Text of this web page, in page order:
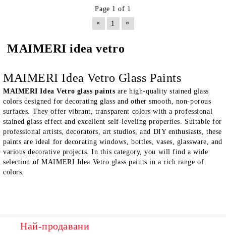
Page 1 of 1
«
1 »
MAIMERI idea vetro
MAIMERI Idea Vetro Glass Paints
MAIMERI Idea Vetro glass paints are high-quality stained glass
colors designed for decorating glass and other smooth, non-porous
surfaces. They offer vibrant, transparent colors with a professional
stained glass effect and excellent self-leveling properties. Suitable for
professional artists, decorators, art studios, and DIY enthusiasts, these
paints are ideal for decorating windows, bottles, vases, glassware, and
various decorative projects. In this category, you will find a wide
selection of MAIMERI Idea Vetro glass paints in a rich range of
colors.
Най-продавани